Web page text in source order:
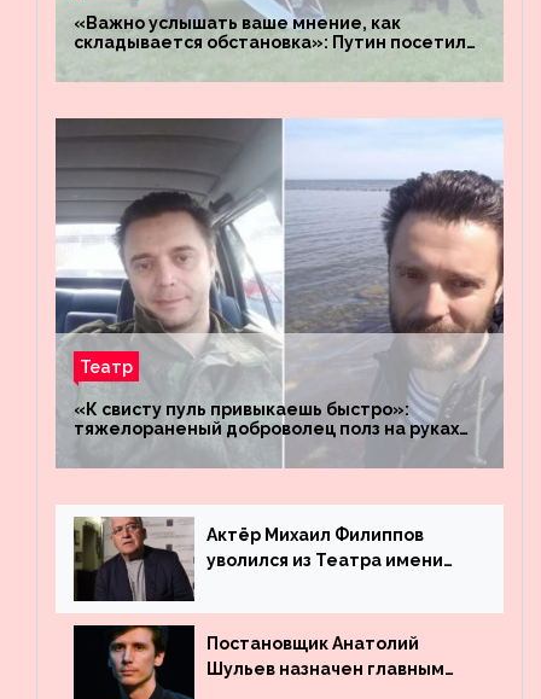
«Важно услышать ваше мнение, как
складывается обстановка»: Путин посетил
«Восток»
Театр
«К свисту пуль привыкаешь быстро»:
тяжелораненый доброволец полз на руках
четыре километра через заминированное
поле
Актёр Михаил Филиппов
уволился из Театра имени
Постановщик Анатолий
Шульев назначен главным